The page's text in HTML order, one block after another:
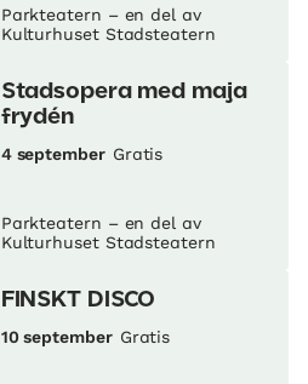
Parkteatern – en del av
Kulturhuset Stadsteatern
Stadsopera med maja
frydén
4 september Gratis
Parkteatern – en del av
Kulturhuset Stadsteatern
FINSKT DISCO
10 september Gratis